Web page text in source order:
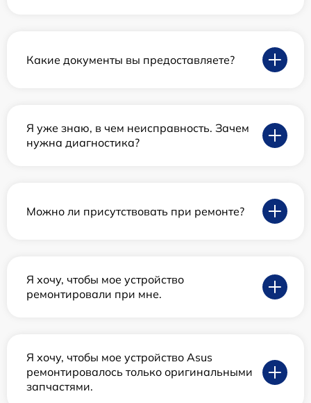
Какие документы вы предоставляете?
Я уже знаю, в чем неисправность. Зачем
нужна диагностика?
Можно ли присутствовать при ремонте?
Я хочу, чтобы мое устройство
ремонтировали при мне.
Я хочу, чтобы мое устройство Asus
ремонтировалось только оригинальными
запчастями.